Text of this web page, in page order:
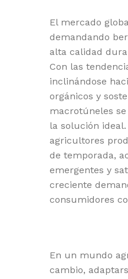
El mercado
demandando
alta calidad
Con las
inclinándose
orgánicos y
macrotúneles
la solución
agricultores
de temporada,
emergentes y
creciente
consumidores
En un mundo
cambio,